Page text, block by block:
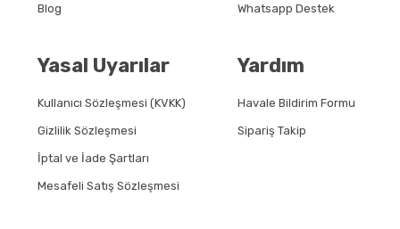
Blog
Yasal Uyarılar
Kullanıcı Sözleşmesi (KVKK)
Gizlilik Sözleşmesi
İptal ve İade Şartları
Mesafeli Satış Sözleşmesi
Whatsapp Destek
Yardım
Havale Bildirim Formu
Sipariş Takip